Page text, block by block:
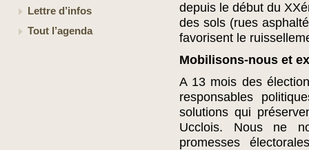
Lettre d’infos
Tout l’agenda
depuis le début du
des sols (rues
favorisent le
Mobilisons-nous et
A 13 mois des
responsables
solutions qui
Ucclois. Nous ne
promesses